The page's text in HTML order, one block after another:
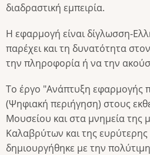
διαδραστική εμπειρία.
Η εφαρμογή είναι δίγλωσση-
παρέχει και τη δυνατότητα
την πληροφορία ή να την
Το έργο "Ανάπτυξη εφαρμογής
(Ψηφιακή περιήγηση) στους
Μουσείου και στα μνημεία της
Καλαβρύτων και της ευρύτερης
δημιουργήθηκε με την